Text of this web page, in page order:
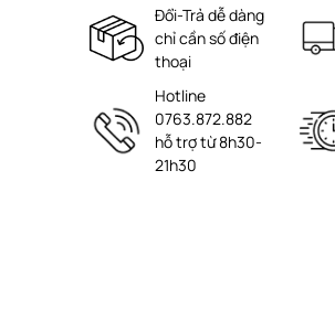
Đổi-Trả dễ dàng
chỉ cần số điện
thoại
Hotline
0763.872.882
hỗ trợ từ 8h30-
21h30